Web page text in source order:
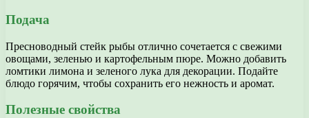
Подача
Пресноводный стейк рыбы отлично сочетается с свежими
овощами, зеленью и картофельным пюре. Можно добавить
ломтики лимона и зеленого лука для декорации. Подайте
блюдо горячим, чтобы сохранить его нежность и аромат.
Полезные свойства